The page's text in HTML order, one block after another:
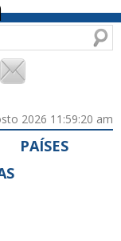
2026 11:59:20 am
PAÍSES